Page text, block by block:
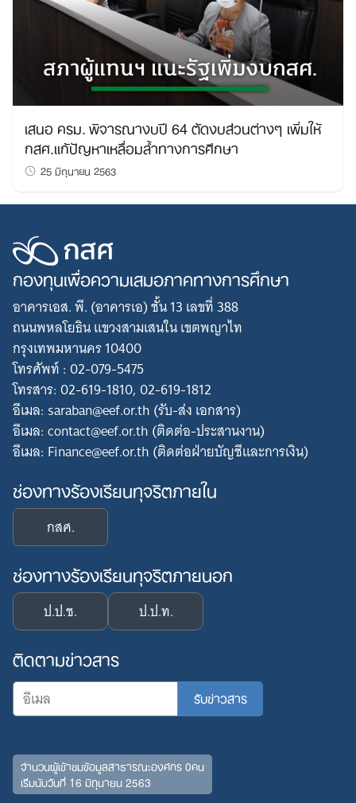
Search
เสนอ ครม. พิจารณางบปี 64 ตัดงบส่วนต่างๆ เพิ่มให้
กสศ.แก้ปัญหาเหลื่อมล้ำทางการศึกษา
25 มิถุนายน 2563
กองทุนเพื่อความเสมอภาคทางการศึกษา
อาคารเอส. พี. (อาคารเอ) ชั้น 13 เลขที่ 388
ถนนพหลโยธิน แขวงสามเสนใน เขตพญาไท
กรุงเทพมหานคร 10400
โทรศัพท์ : 02-079-5475
โทรสาร: 02-619-1810, 02-619-1812
อีเมล: saraban@eef.or.th (รับ-ส่ง เอกสาร)
อีเมล: contact@eef.or.th (ติดต่อ-ประสานงาน)
อีเมล: Finance@eef.or.th (ติดต่อฝ่ายบัญชีและการเงิน)
ช่องทางร้องเรียนทุจริตภายใน
กสศ.
ช่องทางร้องเรียนทุจริตภายนอก
ป.ป.ช. ป.ป.ท.
ติดตามข่าวสาร
จำนวนผู้เข้าชมข้อมูลสาธารณะองค์กร 0คน
เริ่มนับวันที่ 16 มิถุนายน 2563